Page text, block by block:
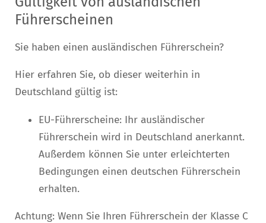
Führerscheinen
Sie haben einen ausländischen Führerschein?
Hier erfahren Sie, ob dieser weiterhin in
Deutschland gültig ist:
EU-Führerscheine: Ihr ausländischer
Führerschein wird in Deutschland anerkannt.
Außerdem können Sie unter erleichterten
Bedingungen einen deutschen Führerschein
erhalten.
Achtung: Wenn Sie Ihren Führerschein der Klasse C